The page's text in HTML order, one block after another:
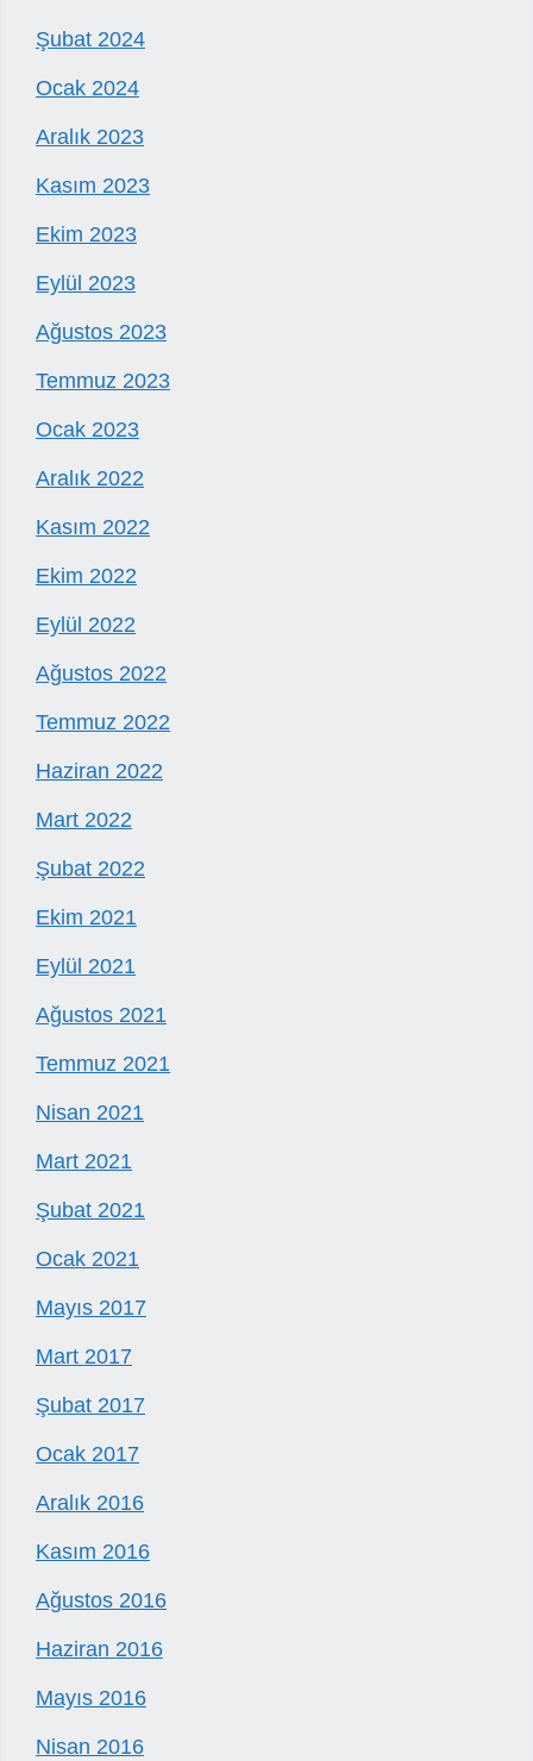
Şubat 2024
Ocak 2024
Aralık 2023
Kasım 2023
Ekim 2023
Eylül 2023
Ağustos 2023
Temmuz 2023
Ocak 2023
Aralık 2022
Kasım 2022
Ekim 2022
Eylül 2022
Ağustos 2022
Temmuz 2022
Haziran 2022
Mart 2022
Şubat 2022
Ekim 2021
Eylül 2021
Ağustos 2021
Temmuz 2021
Nisan 2021
Mart 2021
Şubat 2021
Ocak 2021
Mayıs 2017
Mart 2017
Şubat 2017
Ocak 2017
Aralık 2016
Kasım 2016
Ağustos 2016
Haziran 2016
Mayıs 2016
Nisan 2016